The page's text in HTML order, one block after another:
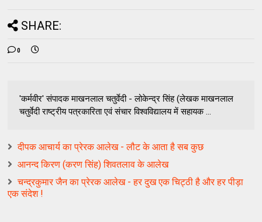
SHARE:
0
'कर्मवीर' संपादक माखनलाल चतुर्वेदी - लोकेन्द्र सिंह (लेखक माखनलाल
चतुर्वेदी राष्ट्रीय पत्रकारिता एवं संचार विश्वविद्यालय में सहायक ...
दीपक आचार्य का प्रेरक आलेख - लौट के आता है सब कुछ
आनन्द किरण (करण सिंह) शिवतलाव के आलेख
चन्द्रकुमार जैन का प्रेरक आलेख - हर दुख एक चिट्ठी है और हर पीड़ा
एक संदेश !